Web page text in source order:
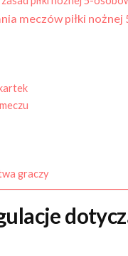
meczów piłki nożnej
graczy